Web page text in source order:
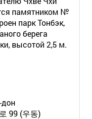
памятником №
парк Тонбэк,
берега
высотой 2,5 м.
дон
99 (우동)